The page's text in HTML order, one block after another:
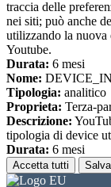
traccia delle
nei siti; può anche
utilizzando la nuova
Youtube.
Durata: 6 mesi
Nome:
Tipologia: analitico
Proprieta: Terza-
Descrizione:
tipologia di device
Durata: 6 mesi
Accetta tutti